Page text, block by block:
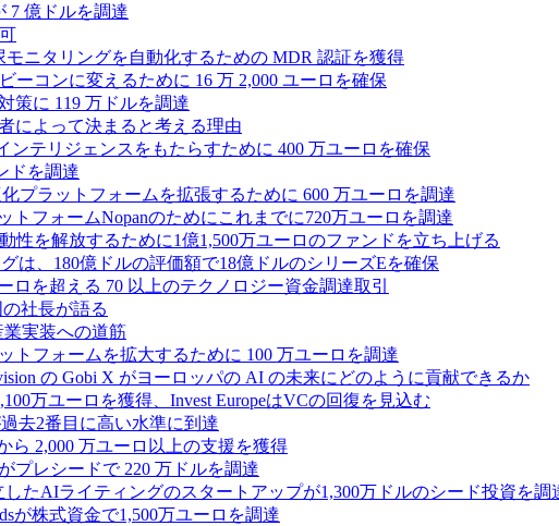
7 億ドルを調達
ニタリングを自動化するための MDR 認証を獲得
ーコンに変えるために 16 万 2,000 ユーロを確保
策に 119 万ドルを調達
によって決まると考える理由
ンテリジェンスをもたらすために 400 万ユーロを確保
ドを調達
プラットフォームを拡張するために 600 万ユーロを調達
フォームNopanのためにこれまでに720万ユーロを調達
性を解放するために1億1,500万ユーロのファンドを立ち上げる
は、180億ドルの評価額で18億ドルのシリーズEを確保
を超える 70 以上のテクノロジー資金調達取引
社長が語る
業実装への道筋
トフォームを拡大するために 100 万ユーロを調達
の Gobi X がヨーロッパの AI の未来にどのように貢献できるか
万ユーロを獲得、Invest EuropeはVCの回復を見込む
去2番目に高い水準に到達
ら 2,000 万ユーロ以上の支援を獲得
プレシードで 220 万ドルを調達
たAIライティングのスタートアップが1,300万ドルのシード投資を調
が株式資金で1,500万ユーロを調達